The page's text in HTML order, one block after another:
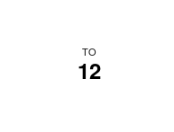
TO
12